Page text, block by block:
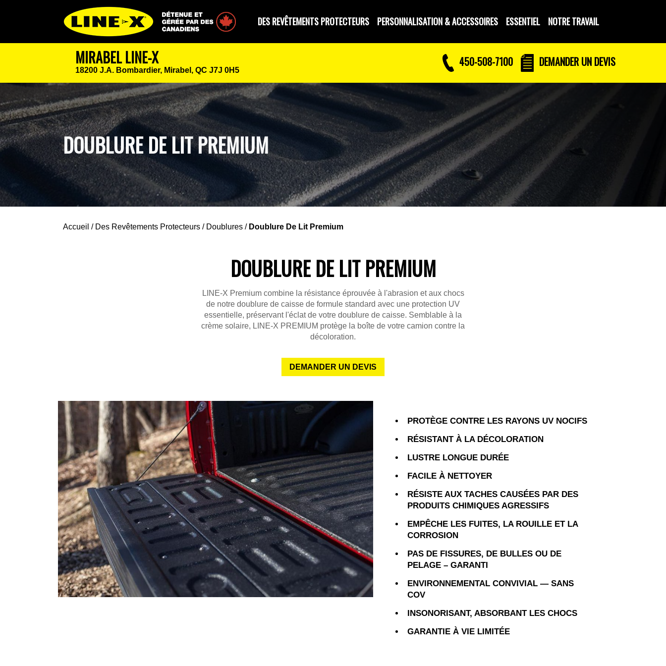
Détenue et gérée par des CanadiensDES REVÊTEMENTS PROTECTEURS PERSONNALISATION & ACCESSOIRES ESSENTIEL NOTRE TRAVAIL
MIRABEL LINE-X
18200 J.A. Bombardier, Mirabel, QC J7J 0H5
450-508-7100 DEMANDER UN DEVIS
DOUBLURE DE LIT PREMIUM
Accueil / Des Revêtements Protecteurs / Doublures / Doublure De Lit Premium
DOUBLURE DE LIT PREMIUM
LINE-X Premium combine la résistance éprouvée à l'abrasion et aux chocs
de notre doublure de caisse de formule standard avec une protection UV
essentielle, préservant l'éclat de votre doublure de caisse. Semblable à la
crème solaire, LINE-X PREMIUM protège la boîte de votre camion contre la
décoloration.
DEMANDER UN DEVIS
PROTÈGE CONTRE LES RAYONS UV NOCIFS
RÉSISTANT À LA DÉCOLORATION
LUSTRE LONGUE DURÉE
FACILE À NETTOYER
RÉSISTE AUX TACHES CAUSÉES PAR DES
PRODUITS CHIMIQUES AGRESSIFS
EMPÊCHE LES FUITES, LA ROUILLE ET LA
CORROSION
PAS DE FISSURES, DE BULLES OU DE
PELAGE – GARANTI
ENVIRONNEMENTAL CONVIVIAL — SANS
COV
INSONORISANT, ABSORBANT LES CHOCS
GARANTIE À VIE LIMITÉE